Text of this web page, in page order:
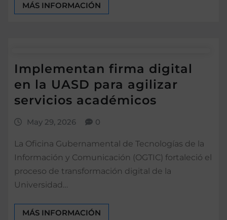
MÁS INFORMACIÓN
Implementan firma digital
en la UASD para agilizar
servicios académicos
May 29, 2026 0
La Oficina Gubernamental de Tecnologías de la
Información y Comunicación (OGTIC) fortaleció el
proceso de transformación digital de la
Universidad…
MÁS INFORMACIÓN